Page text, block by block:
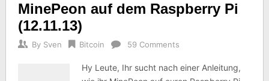
MinePeon auf dem Raspberry Pi
(12.11.13)
By Sven Bitcoin 59 Comments
Hy Leute, Ihr sucht nach einer Anleitung,